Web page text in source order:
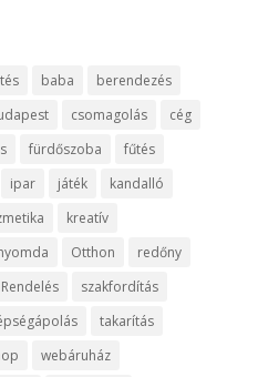
baba
berendezés
csomagolás
cég
fürdőszoba
fűtés
ipar játék
kandalló
kreatív
Otthon
redőny
Rendelés
szakfordítás
takarítás
webáruház